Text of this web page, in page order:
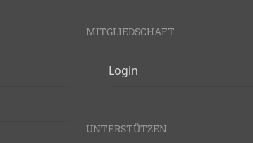
MITGLIEDSCHAFT
Login
UNTERSTÜTZEN